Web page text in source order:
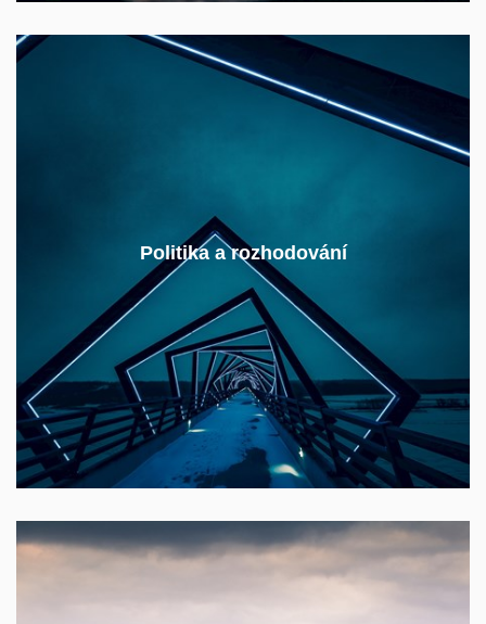
Politika a rozhodování
Jak se utvářejí energetické politiky v různých
částech světa?
Jaké cíle sledují a jaké nástroje využívají?
Jaké jsou jejich silné a slabé stránky?